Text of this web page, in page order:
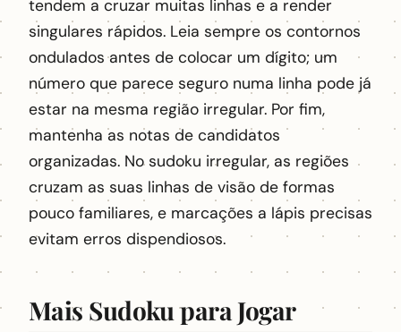
tendem a cruzar muitas linhas e a render
singulares rápidos. Leia sempre os contornos
ondulados antes de colocar um dígito; um
número que parece seguro numa linha pode já
estar na mesma região irregular. Por fim,
mantenha as notas de candidatos
organizadas. No sudoku irregular, as regiões
cruzam as suas linhas de visão de formas
pouco familiares, e marcações a lápis precisas
evitam erros dispendiosos.
Mais Sudoku para Jogar